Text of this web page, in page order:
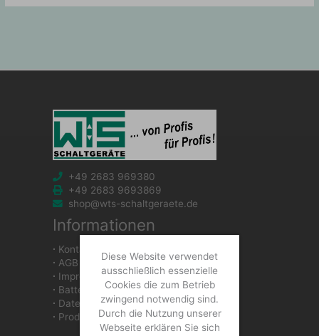
+49 2683 969380
+49 2683 9693869
shop@wts-schaltgeraete.de
Informationen
∙ Kontakt
∙ AGB
∙ Impressum
∙ Batteriegesetzhinweise
∙ Datenschutzerklärung
∙ Produkte
Diese Website verwendet
ausschließlich essenzielle
Cookies die zum Betrieb
zwingend notwendig sind.
Durch die Nutzung unserer
Webseite erklären Sie sich